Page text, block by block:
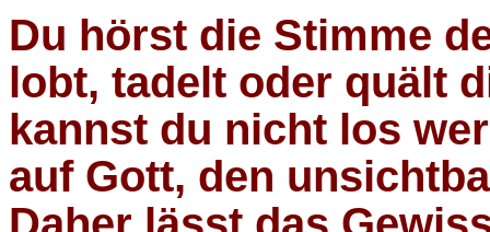
Du hörst die Stimme
lobt, tadelt oder quält
kannst du nicht los
auf Gott, den